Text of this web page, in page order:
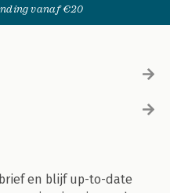
vanaf €20
en blijf up-to-date